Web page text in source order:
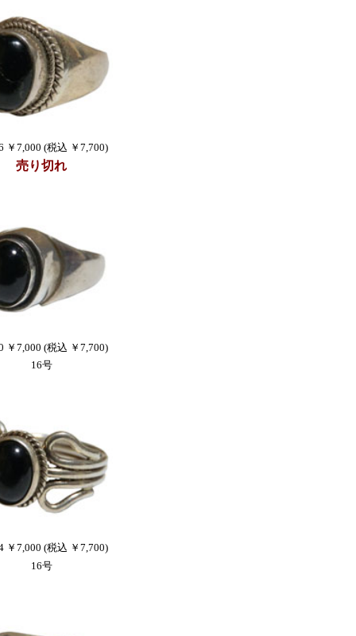
￥7,000 (税込 ￥7,700)
売り切れ
￥7,000 (税込 ￥7,700)
16号
￥7,000 (税込 ￥7,700)
16号